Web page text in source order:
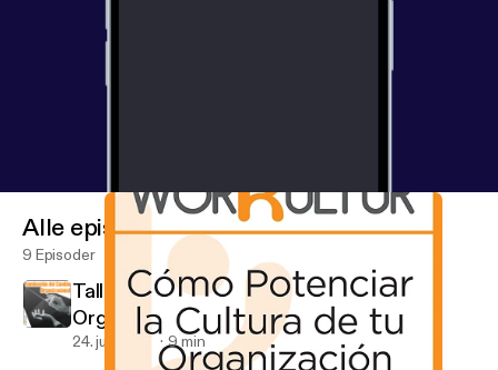
Alle episoder
9 Episoder
Taller Conducción del Cambio
Organizacional - Ep 03
24. juni 2014 9 min